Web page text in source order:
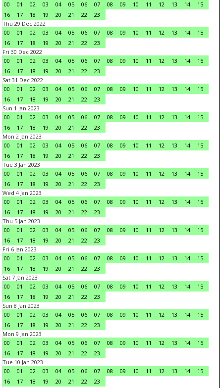
00
01 02 03 04 05 06 07 08 09 10 11 12 13 14
15
16
17 18 19 20 21 22
23
Thu 29 Dec 2022
00
01 02 03 04 05 06 07 08 09 10 11 12 13 14
15
16
17 18 19 20 21 22
23
Fri 30 Dec 2022
00
01 02 03 04 05 06 07 08 09 10 11 12 13 14
15
16
17 18 19 20 21 22
23
Sat 31 Dec 2022
00
01 02 03 04 05 06 07 08 09 10 11 12 13 14
15
16
17 18 19 20 21 22
23
Sun 1 Jan 2023
00
01 02 03 04 05 06 07 08 09 10 11 12 13 14
15
16
17 18 19 20 21 22
23
Mon 2 Jan 2023
00
01 02 03 04 05 06 07 08 09 10 11 12 13 14
15
16
17 18 19 20 21 22
23
Tue 3 Jan 2023
00
01 02 03 04 05 06 07 08 09 10 11 12 13 14
15
16
17 18 19 20 21 22
23
Wed 4 Jan 2023
00
01 02 03 04 05 06 07 08 09 10 11 12 13 14
15
16
17 18 19 20 21 22
23
Thu 5 Jan 2023
00
01 02 03 04 05 06 07 08 09 10 11 12 13 14
15
16
17 18 19 20 21 22
23
Fri 6 Jan 2023
00
01 02 03 04 05 06 07 08 09 10 11 12 13 14
15
16
17 18 19 20 21 22
23
Sat 7 Jan 2023
00
01 02 03 04 05 06 07 08 09 10 11 12 13 14
15
16
17 18 19 20 21 22
23
Sun 8 Jan 2023
00
01 02 03 04 05 06 07 08 09 10 11 12 13 14
15
16
17 18 19 20 21 22
23
Mon 9 Jan 2023
00
01 02 03 04 05 06 07 08 09 10 11 12 13 14
15
16
17 18 19 20 21 22
23
Tue 10 Jan 2023
00
01 02 03 04 05 06 07 08 09 10 11 12 13 14
15
16
17 18 19 20 21 22
23